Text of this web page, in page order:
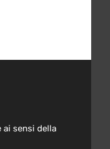
sensi della